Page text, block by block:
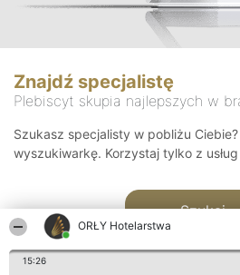
ORŁY Hotelarstwa
15:26
Znajdź specjalistę
Plebiscyt skupia najlepszych w
Szukasz specjalisty w pobliżu
wyszukiwarkę. Korzystaj tylko z
Szukaj